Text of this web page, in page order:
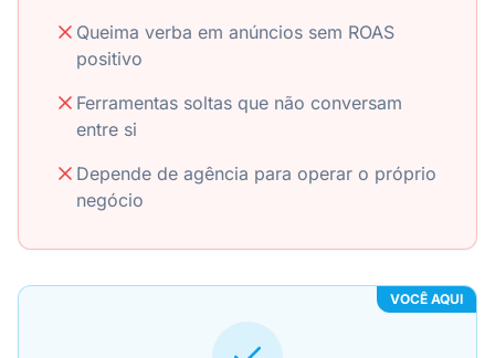
Queima verba em anúncios sem ROAS
positivo
Ferramentas soltas que não conversam
entre si
Depende de agência para operar o próprio
negócio
VOCÊ AQUI